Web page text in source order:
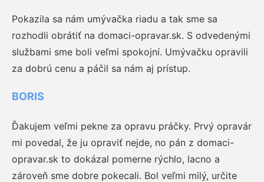
Pokazila sa nám umývačka riadu a tak sme sa
rozhodli obrátiť na domaci-opravar.sk. S odvedenými
službami sme boli veľmi spokojní. Umývačku opravili
za dobrú cenu a páčil sa nám aj prístup.
BORIS
Ďakujem veľmi pekne za opravu práčky. Prvý opravár
mi povedal, že ju opraviť nejde, no pán z domaci-
opravar.sk to dokázal pomerne rýchlo, lacno a
zároveň sme dobre pokecali. Bol veľmi milý, určite